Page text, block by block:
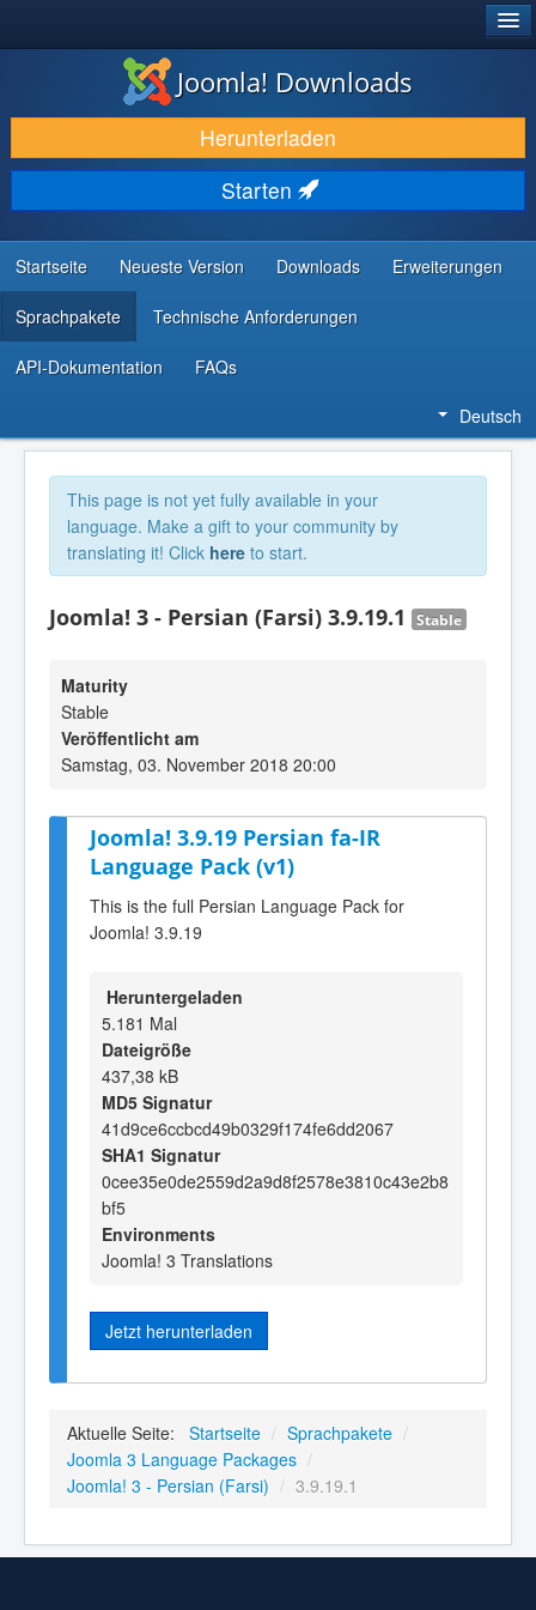
DOWNLOAD & ERWEITERN
ENTDECKEN & LERNEN
COMMUNITY & SUPPORT
RESSOURCEN FÜR ENTWICKLER
Joomla! Downloads
Herunterladen
Starten
Startseite Neueste Version Downloads Erweiterungen
Sprachpakete Technische Anforderungen
API-Dokumentation FAQs
Deutsch
This page is not yet fully available in your
language. Make a gift to your community by
translating it! Click here to start.
Joomla! 3 - Persian (Farsi) 3.9.19.1 Stable
Maturity
Stable
Veröffentlicht am
Samstag, 03. November 2018 20:00
Joomla! 3.9.19 Persian fa-IR
Language Pack (v1)
This is the full Persian Language Pack for
Joomla! 3.9.19
Heruntergeladen
5.181 Mal
Dateigröße
437,38 kB
MD5 Signatur
41d9ce6ccbcd49b0329f174fe6dd2067
SHA1 Signatur
0cee35e0de2559d2a9d8f2578e3810c43e2b8
bf5
Environments
Joomla! 3 Translations
Jetzt herunterladen
Aktuelle Seite: Startseite / Sprachpakete /
Joomla 3 Language Packages /
Joomla! 3 - Persian (Farsi) / 3.9.19.1